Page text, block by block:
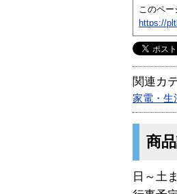
このペー
https://
関連カ
家電・生
商
日～土